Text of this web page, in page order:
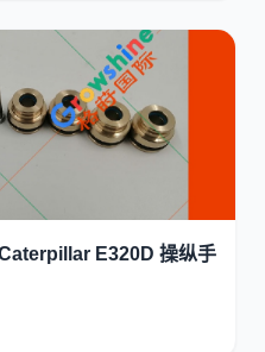
E320D 操纵手